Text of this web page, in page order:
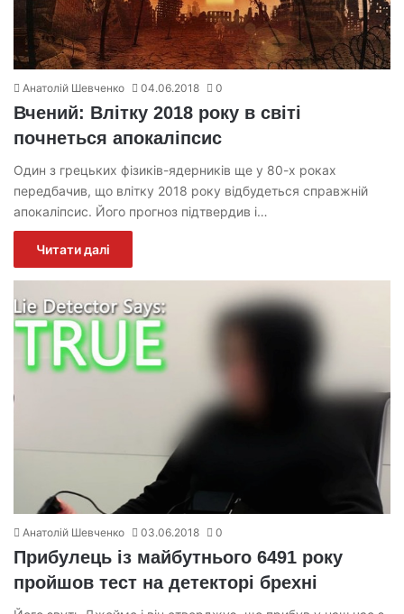
Анатолій Шевченко 04.06.2018 0
Вчений: Влітку 2018 року в світі
почнеться апокаліпсис
Один з грецьких фізиків-ядерників ще у 80-х роках
передбачив, що влітку 2018 року відбудеться справжній
апокаліпсис. Його прогноз підтвердив і…
Читати далі
Анатолій Шевченко 03.06.2018 0
Прибулець із майбутнього 6491 року
пройшов тест на детекторі брехні